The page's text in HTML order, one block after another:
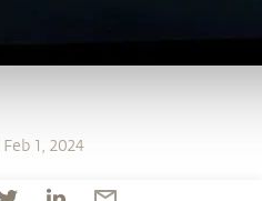
Feb 1, 2024